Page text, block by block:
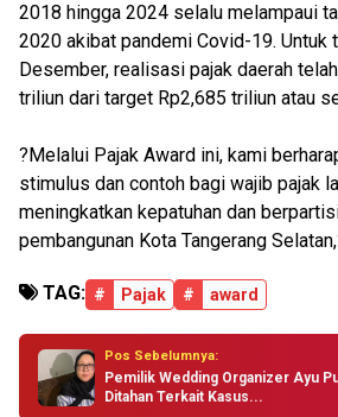
2018 hingga 2024 selalu melampaui
2020 akibat pandemi Covid-19. Untuk
Desember, realisasi pajak daerah
triliun dari target Rp2,685 triliun atau
?Melalui Pajak Award ini, kami
stimulus dan contoh bagi wajib pajak
meningkatkan kepatuhan dan
pembangunan Kota Tangerang
TAG: # Pajak # award
Pos Sebelumnya:
Pemilik Wedding Organizer Ayu
Ditahan Terkait Kasus...